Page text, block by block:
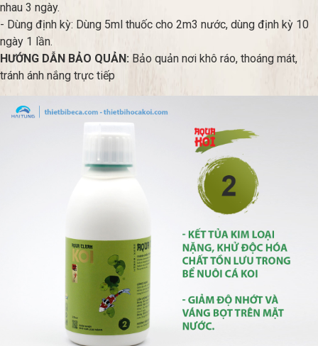
nhau 3 ngày.
- Dùng định kỳ: Dùng 5ml thuốc cho 2m3 nước, dùng định kỳ 10
ngày 1 lần.
HƯỚNG DẪN BẢO QUẢN: Bảo quản nơi khô ráo, thoáng mát,
tránh ánh nắng trực tiếp